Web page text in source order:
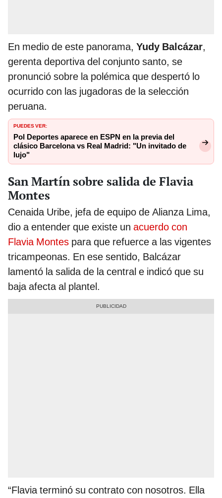
En medio de este panorama, Yudy Balcázar,
gerenta deportiva del conjunto santo, se
pronunció sobre la polémica que despertó lo
ocurrido con las jugadoras de la selección
peruana.
PUEDES VER:
Pol Deportes aparece en ESPN en la previa del
clásico Barcelona vs Real Madrid: "Un invitado de
lujo"
San Martín sobre salida de Flavia
Montes
Cenaida Uribe, jefa de equipo de Alianza Lima,
dio a entender que existe un acuerdo con
Flavia Montes para que refuerce a las vigentes
tricampeonas. En ese sentido, Balcázar
lamentó la salida de la central e indicó que su
baja afecta al plantel.
“Flavia terminó su contrato con nosotros. Ella